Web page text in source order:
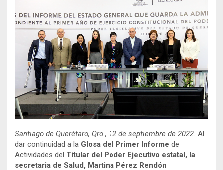
Santiago de Querétaro, Qro., 12 de septiembre de 2022. Al
dar continuidad a la Glosa del Primer Informe de
Actividades del Titular del Poder Ejecutivo estatal, la
secretaria de Salud, Martina Pérez Rendón